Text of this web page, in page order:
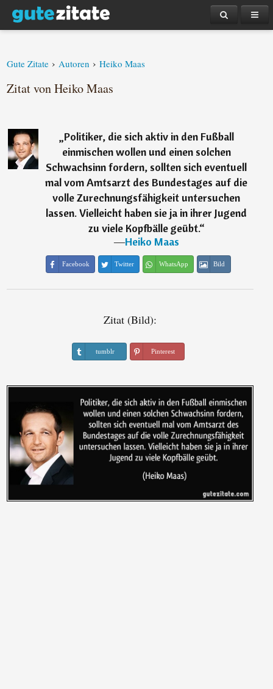
Gute Zitate › Autoren › Heiko Maas
Zitat von Heiko Maas
„Politiker, die sich aktiv in den Fußball
einmischen wollen und einen solchen
Schwachsinn fordern, sollten sich eventuell
mal vom Amtsarzt des Bundestages auf die
volle Zurechnungsfähigkeit untersuchen
lassen. Vielleicht haben sie ja in ihrer Jugend
zu viele Kopfbälle geübt.“
―Heiko Maas
Facebook Twitter WhatsApp Bild
Zitat (Bild):
tumblr Pinterest